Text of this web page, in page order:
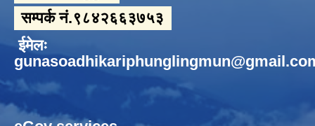
सम्पर्क नं.९८४२६६३७५३
ईमेलः